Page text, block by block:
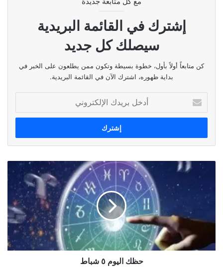
اللقاء لا يُنهي الخلاف، بل يؤجّل انفجاره ويضبط حدوده. فنحن أمام
مرحلة “إدارة التناقض” بين رئاسة تسعى لتكريس الدولة، وحزب
يرفض التنازل عن دوره الاستراتيجي.
فنجاح هذه المعادلة مرهون بتطورات الإقليم، لا بالنوايا وحدها، وأي
بشكل أكثر حدّة.
نسخ الرابط
إشترك في القائمة البريدية
سيصلك كل جديد
كن متابعاً أولاً بأول، خطوة بسيطة وتكون ممن يطلعون على الخبر في
بداية ظهوره، اشترك الآن في القائمة البريدية.
بريدك
الإلكتروني
حظك
شباط
حظك اليوم ٥ شباط